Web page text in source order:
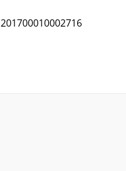
201700010002716